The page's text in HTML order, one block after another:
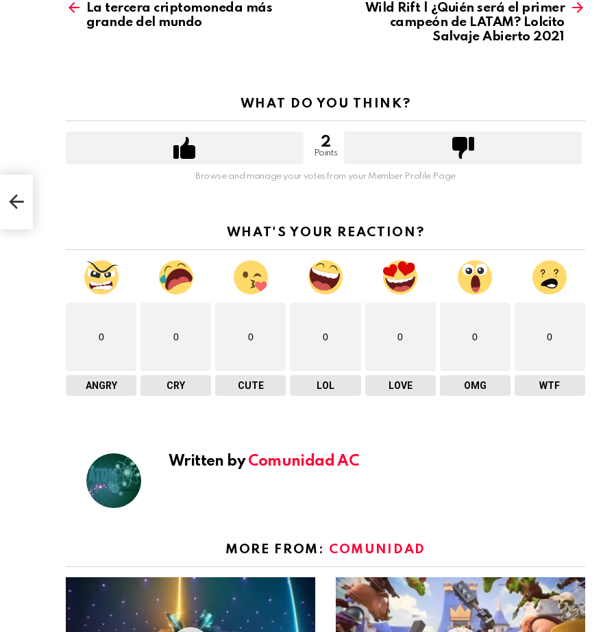
moreLa tercera criptomoneda más
grande del mundo
Wild Rift | ¿Quién será el primer
campeón de LATAM? Lolcito
Salvaje Abierto 2021
WHAT DO YOU THINK?
2
Points
Browse and manage your votes from your Member Profile Page
WHAT'S YOUR REACTION?
0
ANGRY
0
CRY
0
CUTE
0
LOL
0
LOVE
0
OMG
0
WTF
Written byComunidad AC
MORE FROM: COMUNIDAD